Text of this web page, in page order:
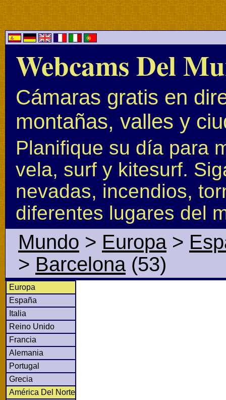
Webcams Del
Cámaras gratis en
montañas, valles y
Planifique su día para
vela, surf y kitesurf.
nevadas, incendios,
diferentes lugares del
Mundo > Europa>
> Barcelona(53)
Europa
España
Italia
Reino Unido
Francia
Alemania
Portugal
Grecia
América Del Norte